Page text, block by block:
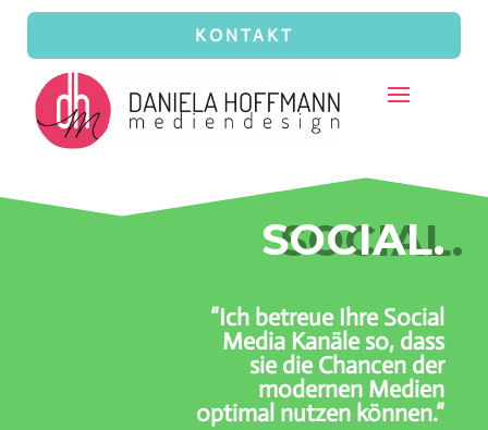
KONTAKT
SOCIAL.
“Ich betreue Ihre Social
Media Kanäle so, dass
sie die Chancen der
modernen Medien
optimal nutzen können.“